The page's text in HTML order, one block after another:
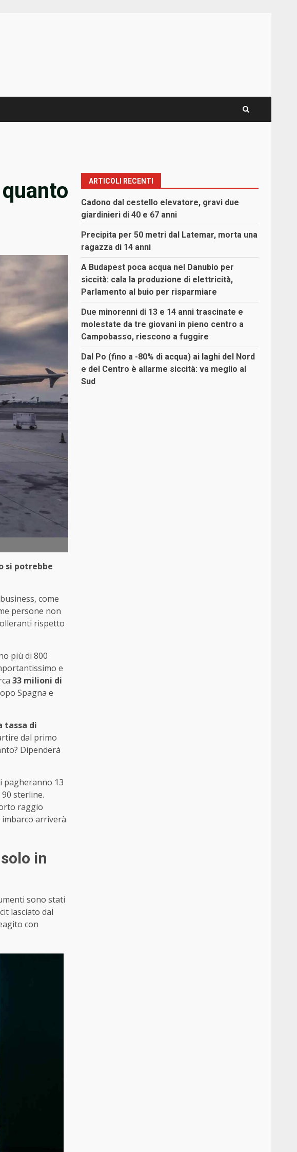
si potrebbe
come
persone non
rispetto
più di 800
e
33 milioni di
Spagna e
tassa di
dal primo
Dipenderà
pagheranno 13
sterline.
raggio
arriverà
in
sono stati
lasciato dal
con
ARTICOLI RECENTI
Cadono dal cestello elevatore, gravi due
giardinieri di 40 e 67 anni
Precipita per 50 metri dal Latemar, morta una
ragazza di 14 anni
A Budapest poca acqua nel Danubio per
siccità: cala la produzione di elettricità,
Parlamento al buio per risparmiare
Due minorenni di 13 e 14 anni trascinate e
molestate da tre giovani in pieno centro a
Campobasso, riescono a fuggire
Dal Po (fino a -80% di acqua) ai laghi del Nord
e del Centro è allarme siccità: va meglio al
Sud